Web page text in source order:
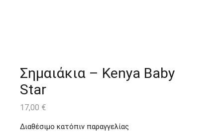
Σημαιάκια – Kenya Baby
Star
17,00 €
Διαθέσιμο κατόπιν παραγγελίας